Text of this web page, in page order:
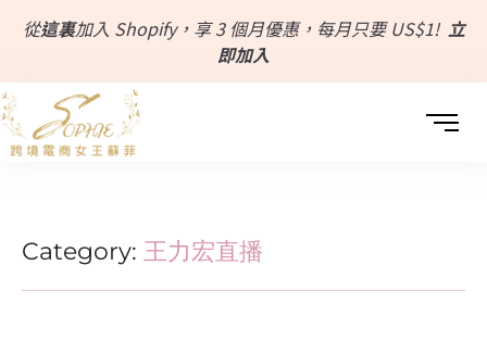
從這裏加入 Shopify，享 3 個月優惠，每月只要 US$1! 立
即加入
Category: 王力宏直播